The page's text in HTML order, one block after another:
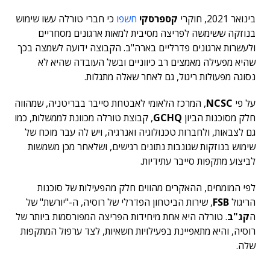
בינואר 2021, חוקרי
קספרסקי חשפו כי חברי טורלה עשו שימוש
בנוזקה ששימשה לפריצה מסיבית למאות ארגונים מסחריים
ולעשרות ארגונים פדרליים בארה"ב. הקבוצה ידועה לשמצה בכך
שהיא מפעילה מאמצים רב כיווניים ובשל העובדה שהיא לא
נסוגה מפעולות ריגול, גם לאחר שאלה מתגלות.
על פי NCSC, המרכז הלאומי לאבטחת סייבר בבריטניה, שמהווה
חלק מסוכנות הביון GCHQ, קבוצת טורלה מכוונת לממשלות, כמו
גם לצבאות, ולחברות טכנולוגיה ואנרגיה, ויש לה עבר מוכח של
שימוש בנוזקות שגונבות נתונים רגישים, ושלאחר מכן משמשות
לביצוע מתקפות סייבר עתידיות.
לפי המומחים, ההאקרים מהווים חלק מהפעילות של סוכנות
הריגולFSB, שירות הביטחון הפדרלי של רוסיה, ה-"יורשת" של
הקג"ב. טורלה היא אחת מיחידות הפריצה המפורסמות ביותר של
רוסיה, והיא מתאפיינת בפעילויות חשאיות, לצד ערפול המתקפות
שלה.